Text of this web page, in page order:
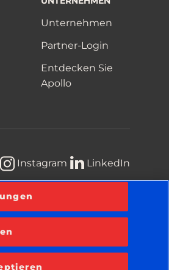
Unternehmen
Partner-Login
Entdecken Sie
Apollo
Instagram LinkedIn